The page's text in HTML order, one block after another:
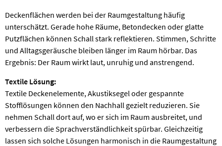
Deckenflächen werden bei der Raumgestaltung häufig
unterschätzt. Gerade hohe Räume, Betondecken oder glatte
Putzflächen können Schall stark reflektieren. Stimmen, Schritte
und Alltagsgeräusche bleiben länger im Raum hörbar. Das
Ergebnis: Der Raum wirkt laut, unruhig und anstrengend.
Textile Lösung:
Textile Deckenelemente, Akustiksegel oder gespannte
Stofflösungen können den Nachhall gezielt reduzieren. Sie
nehmen Schall dort auf, wo er sich im Raum ausbreitet, und
verbessern die Sprachverständlichkeit spürbar. Gleichzeitig
lassen sich solche Lösungen harmonisch in die Raumgestaltung